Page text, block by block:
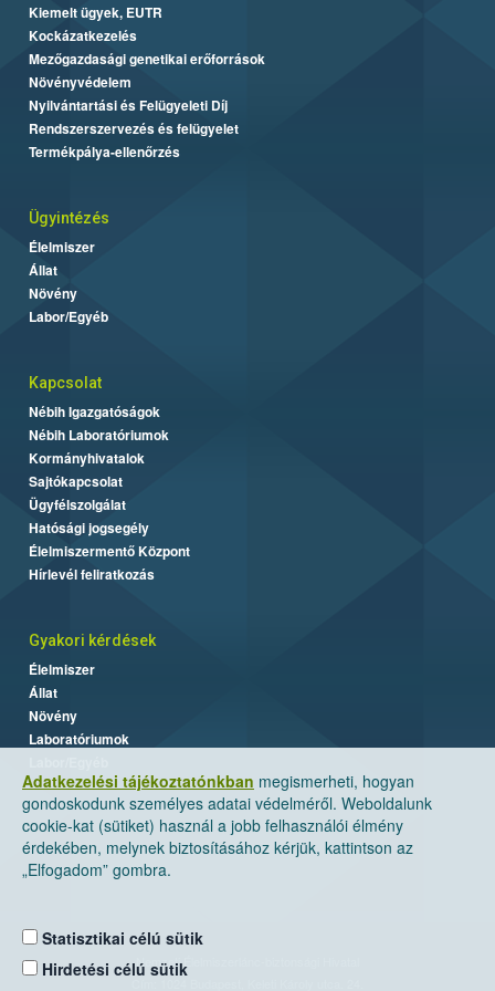
Adatkezelési tájékoztatónkban megismerheti, hogyan
gondoskodunk személyes adatai védelméről. Weboldalunk
cookie-kat (sütiket) használ a jobb felhasználói élmény
érdekében, melynek biztosításához kérjük, kattintson az
„Elfogadom” gombra.
Statisztikai célú sütik
Hirdetési célú sütik
Kiemelt ügyek, EUTR
Kockázatkezelés
Mezőgazdasági genetikai erőforrások
Növényvédelem
Nyilvántartási és Felügyeleti Díj
Rendszerszervezés és felügyelet
Termékpálya-ellenőrzés
Ügyintézés
Élelmiszer
Állat
Növény
Labor/Egyéb
Kapcsolat
Nébih Igazgatóságok
Nébih Laboratóriumok
Kormányhivatalok
Sajtókapcsolat
Ügyfélszolgálat
Hatósági jogsegély
Élelmiszermentő Központ
Hírlevél feliratkozás
Gyakori kérdések
Élelmiszer
Állat
Növény
Laboratóriumok
Nemzeti Élelmiszerlánc-biztonsági Hivatal